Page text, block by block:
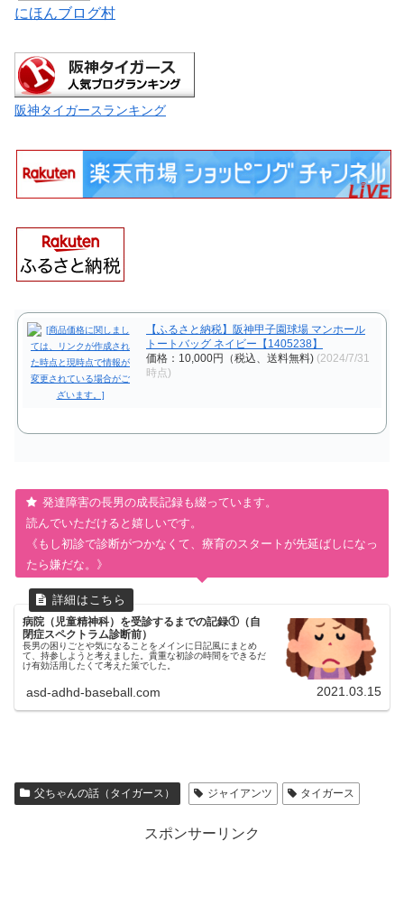
にほんブログ村
阪神タイガースランキング
【ふるさと納税】阪神甲子園球場 マンホール
トートバッグ ネイビー【1405238】
価格：10,000円（税込、送料無料) (2024/7/31
時点)
発達障害の長男の成長記録も綴っています。
読んでいただけると嬉しいです。
《もし初診で診断がつかなくて、療育のスタートが先延ばしになっ
たら嫌だな。》
病院（児童精神科）を受診するまでの記録①（自
閉症スペクトラム診断前）
長男の困りごとや気になることをメインに日記風にまとめ
て、持参しようと考えました。貴重な初診の時間をできるだ
け有効活用したくて考えた策でした。
asd-adhd-baseball.com 2021.03.15
父ちゃんの話（タイガース） ジャイアンツ タイガース
スポンサーリンク